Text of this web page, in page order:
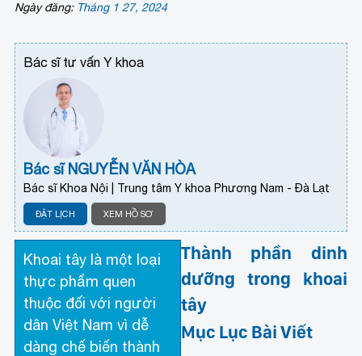
Ngày đăng: Tháng 1 27, 2024
Bác sĩ tư vấn Y khoa
Bác sĩ NGUYỄN VĂN HÒA
Bác sĩ Khoa Nội | Trung tâm Y khoa Phương Nam - Đà Lạt
ĐẶT LỊCH XEM HỒ SƠ
Khoai tây là một loại
thực phẩm quen
thuộc đối với người
dân Việt Nam vì dễ
dàng chế biến thành
Thành phần dinh
dưỡng trong khoai
tây
Mục Lục Bài Viết